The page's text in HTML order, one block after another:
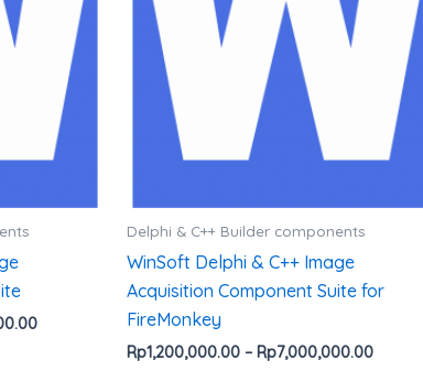
Delphi & C++ Builder components
WinSoft Delphi & C++ Image
Acquisition Component Suite for
FireMonkey
Rp1,200,000.00 – Rp7,000,000.00
Pilihan
dapat
diambil
halaman